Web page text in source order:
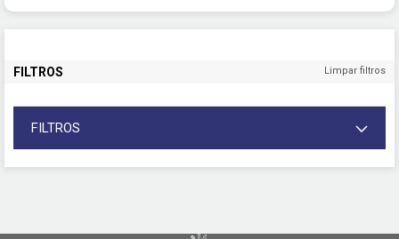
FILTROS Limpar filtros
FILTROS